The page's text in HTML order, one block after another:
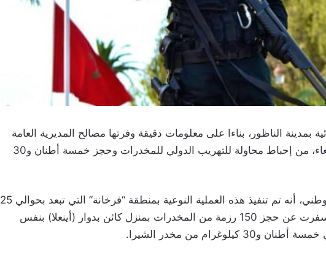
الناظور، بناءا على معلومات دقيقة وفرتها مصالح المديرية العامة
لمراقبة التراب الوطني، أمس الأربعاء، من إحباط محاولة للتهريب الدولي للمخدرات وحجز خمسة أطنان و30
وأوضح بلاغ للمديرة العامة للأمن الوطني، أنه تم تنفيذ هذه العملية النوعية بمنطقة “فرخانة” التي تبعد بحوالي 25
كيلومترا عن مدينة الناظور، حيث أسفرت عن حجز 150 رزمة من المخدرات بمنزل كائن بدوار (أينعلا) بنفس
من مخدر الشيرا.